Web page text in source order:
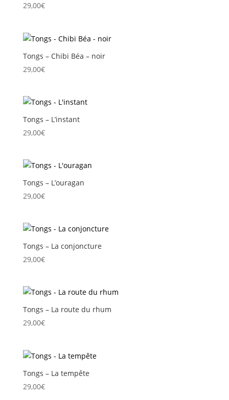
29,00€
Tongs – Chibi Béa – noir
29,00€
Tongs – L’instant
29,00€
Tongs – L’ouragan
29,00€
Tongs – La conjoncture
29,00€
Tongs – La route du rhum
29,00€
Tongs – La tempête
29,00€